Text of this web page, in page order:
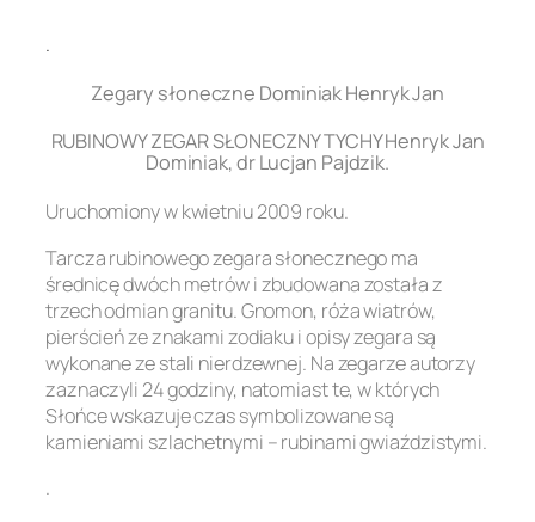
.
Zegary słoneczne Dominiak Henryk Jan
RUBINOWY ZEGAR SŁONECZNY TYCHY Henryk Jan
Dominiak, dr Lucjan Pajdzik.
Uruchomiony w kwietniu 2009 roku.
Tarcza rubinowego zegara słonecznego ma
średnicę dwóch metrów i zbudowana została z
trzech odmian granitu. Gnomon, róża wiatrów,
pierścień ze znakami zodiaku i opisy zegara są
wykonane ze stali nierdzewnej. Na zegarze autorzy
zaznaczyli 24 godziny, natomiast te, w których
Słońce wskazuje czas symbolizowane są
kamieniami szlachetnymi – rubinami gwiaździstymi.
.